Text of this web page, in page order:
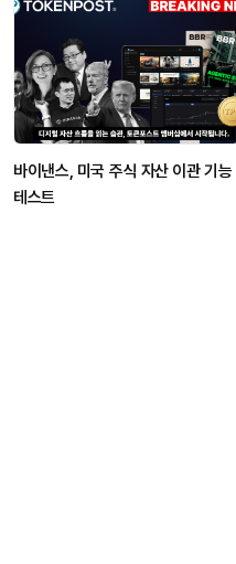
바이낸스, 미국 주식 자산 이관 기능
테스트